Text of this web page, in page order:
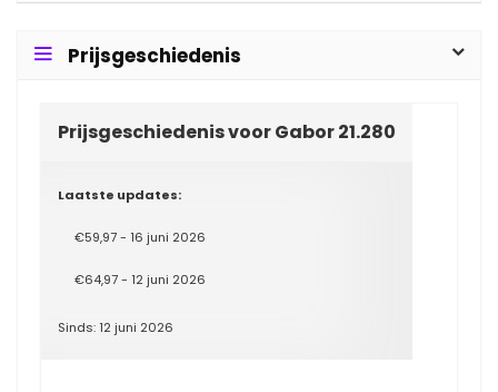
Prijsgeschiedenis
Prijsgeschiedenis voor Gabor 21.280
Laatste updates:
€59,97 - 16 juni 2026
€64,97 - 12 juni 2026
Sinds: 12 juni 2026